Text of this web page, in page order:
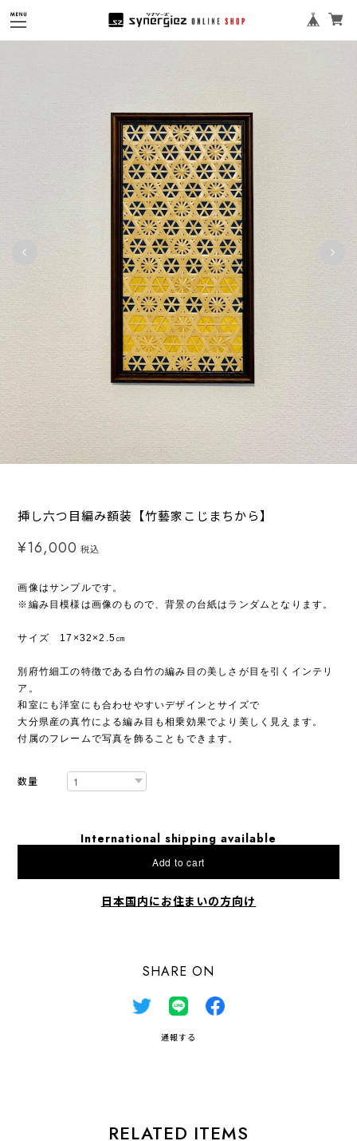
挿し六つ目編み額装【竹藝家こじまちから】
¥16,000 税込
画像はサンプルです。
※編み目模様は画像のもので、背景の台紙はランダムとなります。
サイズ 17×32×2.5㎝
別府竹細工の特徴である白竹の編み目の美しさが目を引くインテリ
ア。
和室にも洋室にも合わせやすいデザインとサイズで
大分県産の真竹による編み目も相乗効果でより美しく見えます。
付属のフレームで写真を飾ることもできます。
数量
International shipping available
Add to cart
日本国内にお住まいの方向け
SHARE ON
通報する
RELATED ITEMS